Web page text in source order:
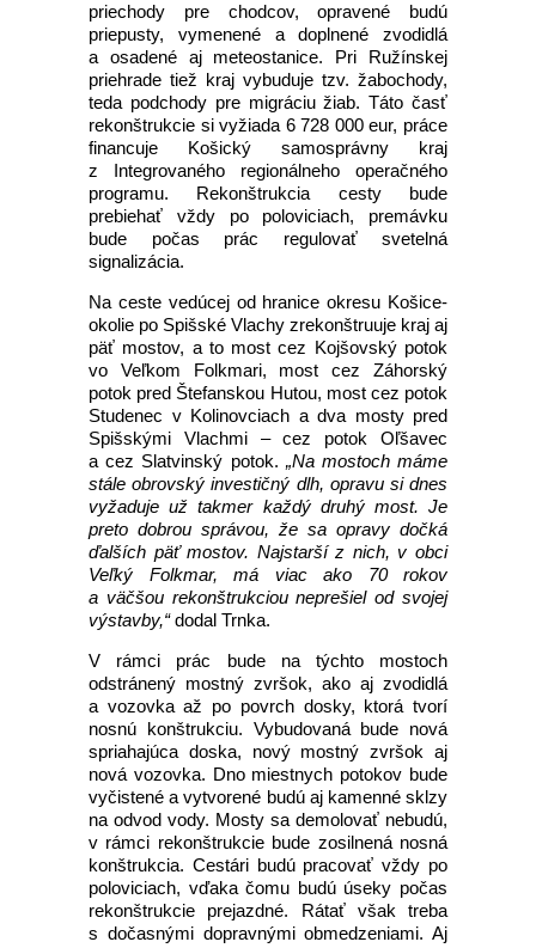
priechody pre chodcov, opravené budú
priepusty, vymenené a doplnené zvodidlá
a osadené aj meteostanice. Pri Ružínskej
priehrade tiež kraj vybuduje tzv. žabochody,
teda podchody pre migráciu žiab. Táto časť
rekonštrukcie si vyžiada 6 728 000 eur, práce
financuje Košický samosprávny kraj
z Integrovaného regionálneho operačného
programu. Rekonštrukcia cesty bude
prebiehať vždy po poloviciach, premávku
bude počas prác regulovať svetelná
signalizácia.
Na ceste vedúcej od hranice okresu Košice-
okolie po Spišské Vlachy zrekonštruuje kraj aj
päť mostov, a to most cez Kojšovský potok
vo Veľkom Folkmari, most cez Záhorský
potok pred Štefanskou Hutou, most cez potok
Studenec v Kolinovciach a dva mosty pred
Spišskými Vlachmi – cez potok Oľšavec
a cez Slatvinský potok. „Na mostoch máme
stále obrovský investičný dlh, opravu si dnes
vyžaduje už takmer každý druhý most. Je
preto dobrou správou, že sa opravy dočká
ďalších päť mostov. Najstarší z nich, v obci
Veľký Folkmar, má viac ako 70 rokov
a väčšou rekonštrukciou neprešiel od svojej
výstavby,“dodal Trnka.
V rámci prác bude na týchto mostoch
odstránený mostný zvršok, ako aj zvodidlá
a vozovka až po povrch dosky, ktorá tvorí
nosnú konštrukciu. Vybudovaná bude nová
spriahajúca doska, nový mostný zvršok aj
nová vozovka. Dno miestnych potokov bude
vyčistené a vytvorené budú aj kamenné sklzy
na odvod vody. Mosty sa demolovať nebudú,
v rámci rekonštrukcie bude zosilnená nosná
konštrukcia. Cestári budú pracovať vždy po
poloviciach, vďaka čomu budú úseky počas
rekonštrukcie prejazdné. Rátať však treba
s dočasnými dopravnými obmedzeniami. Aj